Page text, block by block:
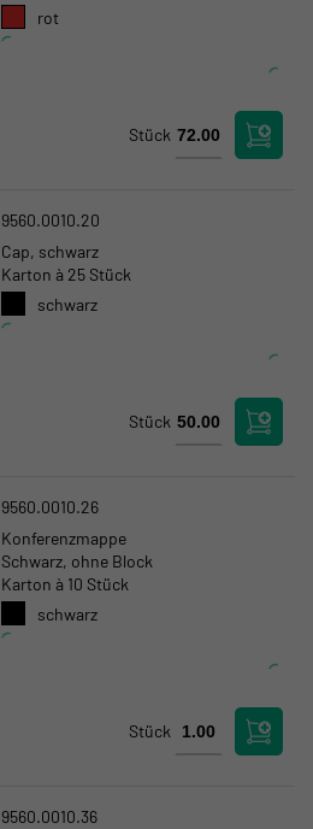
rot
Stück
9560.0010.20
Cap, schwarz
Karton à 25 Stück
schwarz
Stück
9560.0010.26
Konferenzmappe
Schwarz, ohne Block
Karton à 10 Stück
schwarz
Stück
9560.0010.36